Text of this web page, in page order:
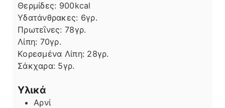
Θερμίδες: 900kcal
Υδατάνθρακες: 6γρ.
Πρωτεΐνες: 78γρ.
Λίπη
Λίπη: 70γρ.
Κορεσμένα Λίπη: 28γρ.
Σάκχαρα: 5γρ.
Υλικά
Αρνί